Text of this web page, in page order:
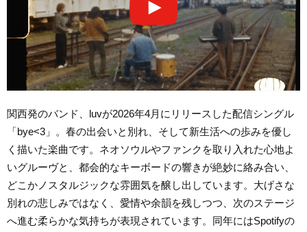
関西発のバンド、luvが2026年4月にリリースした配信シングル
「bye<3」。春の出会いと別れ、そして新生活への歩みを優し
く描いた楽曲です。ネオソウルやファンクを取り入れた心地よ
いグルーヴと、都会的なキーボードの響きが絶妙に絡み合い、
どこかノスタルジックな雰囲気を醸し出しています。大げさな
別れの悲しみではなく、愛情や余韻を残しつつ、次のステージ
へ進む柔らかな気持ちが表現されています。同年にはSpotifyの